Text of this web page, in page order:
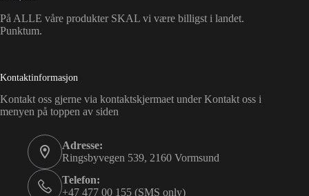
På ALLE våre produkter SKAL vi være billigst i landet.
Punktum.
Kontaktinformasjon
Kontakt oss gjerne via kontaktskjermaet under Kontakt oss i
menyen på toppen av siden
Adresse:
Ringsbyvegen 539, 2160 Vormsund
Telefon:
+47 477 00 155 (SMS only)